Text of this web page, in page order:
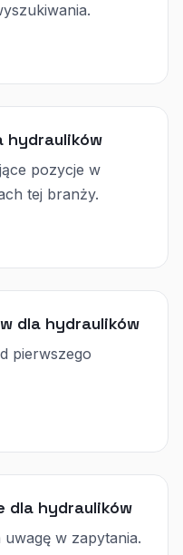
hydraulików
pozycje w
tej branży.
dla hydraulików
pierwszego
dla hydraulików
w zapytania.